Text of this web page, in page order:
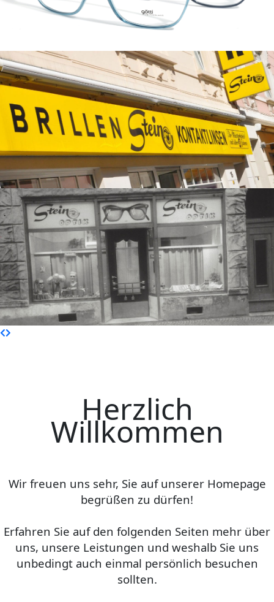
Herzlich
Willkommen
Wir freuen uns sehr, Sie auf unserer Homepage
begrüßen zu dürfen!
Erfahren Sie auf den folgenden Seiten mehr über
uns, unsere Leistungen und weshalb Sie uns
unbedingt auch einmal persönlich besuchen
sollten.